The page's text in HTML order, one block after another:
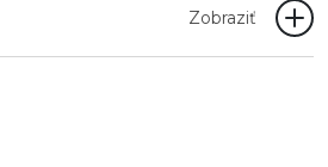
Zobraziť